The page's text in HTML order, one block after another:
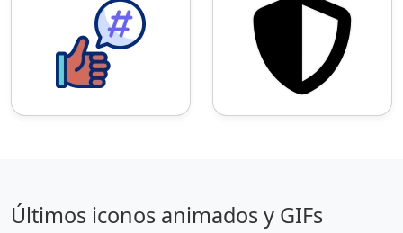
Últimos iconos animados y GIFs